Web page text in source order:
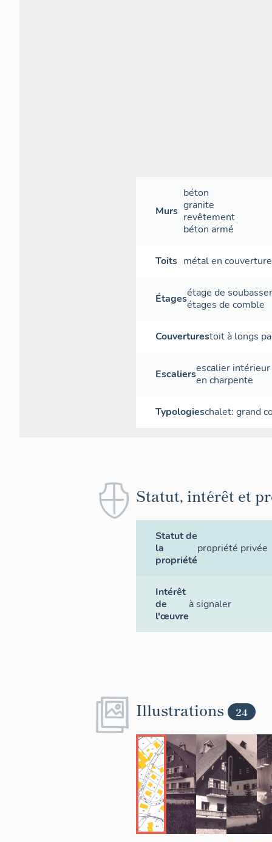
Murs
béton
granite
revêtement
béton armé
Toits métal en couverture
Étagesétage de
étages de comble
Couverturestoit à longs
Escaliersescalier intérieur
en charpente
Typologieschalet: grand
Statut, intérêt et
Statut de
la
propriété
propriété privée
Intérêt
de
l'œuvre
à signaler
Illustrations 24